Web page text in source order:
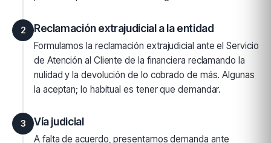
2 Reclamación extrajudicial a la entidad
Formulamos la reclamación extrajudicial ante el Servicio
de Atención al Cliente de la financiera reclamando la
nulidad y la devolución de lo cobrado de más. Algunas
la aceptan; lo habitual es tener que demandar.
3 Vía judicial
A falta de acuerdo, presentamos demanda ante